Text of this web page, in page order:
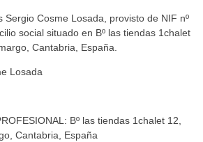
Sergio Cosme Losada, provisto de NIF nº
social situado en Bº las tiendas 1chalet
Cantabria, España.
Losada
Bº las tiendas 1chalet 12,
Cantabria, España